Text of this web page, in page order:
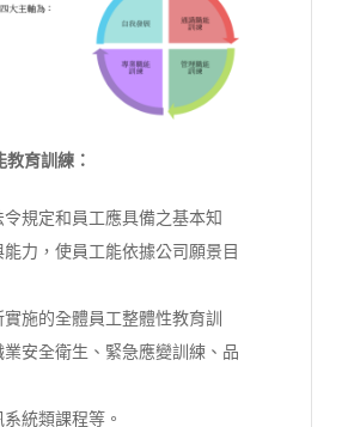
育訓練：
規定和員工應具備之基本知
力，使員工能依據公司願景目
施的全體員工整體性教育訓
安全衛生、緊急應變訓練、品
統類課程等。